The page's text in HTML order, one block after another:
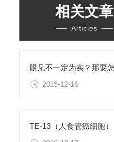
相关文章
Articles
2015-12-16
TE-13（人食管癌细胞）